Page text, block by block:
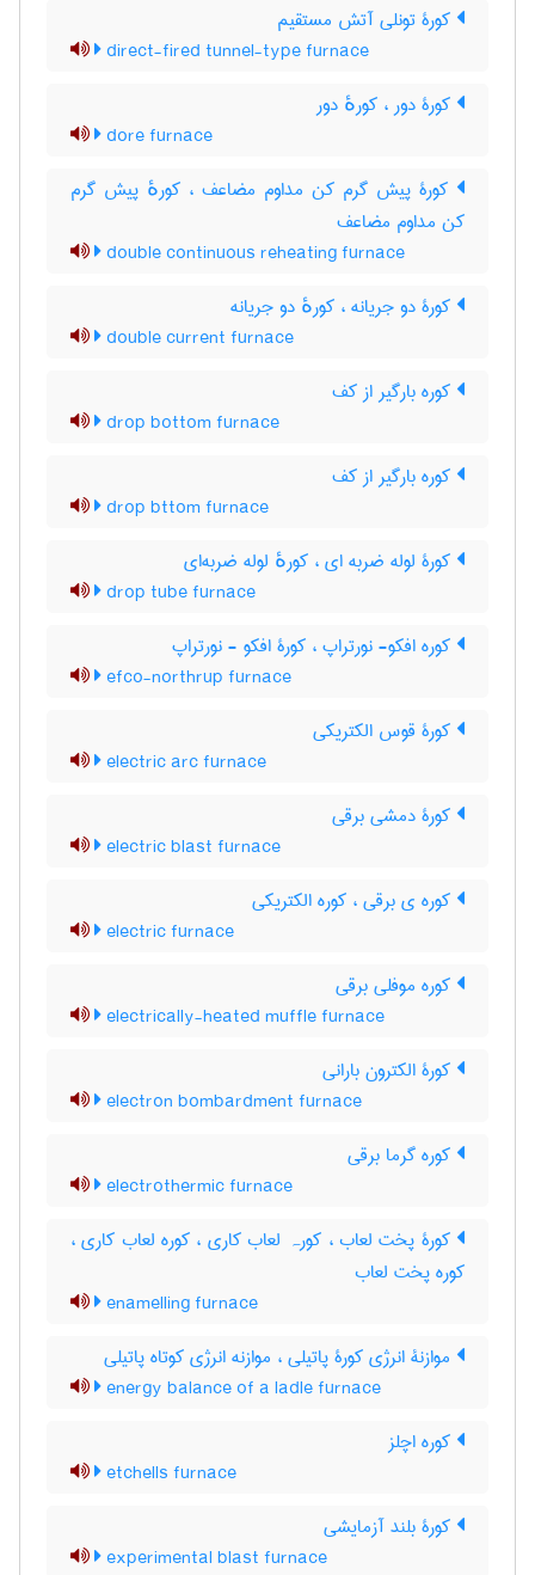
کورۀ تونلی آتش مستقیم
direct-fired tunnel-type furnace
کورۀ دور ، کورهٔ دور
dore furnace
کورۀ پیش گرم کن مداوم مضاعف ، کورهٔ پیش گرم
کن مداوم مضاعف
double continuous reheating furnace
کورۀ دو جریانه ، کورهٔ دو جریانه
double current furnace
کوره بارگیر از کف
drop bottom furnace
کوره بارگیر از کف
drop bttom furnace
کورۀ لوله ضربه ای ، کورهٔ لوله ضربه‌ای
drop tube furnace
کوره افکو- نورتراپ ، کورۀ افکو - نورتراپ
efco-northrup furnace
کورۀ قوس الکتریکی
electric arc furnace
کورۀ دمشی برقی
electric blast furnace
کوره ی برقی ، کوره الکتریکی
electric furnace
کوره موفلی برقی
electrically-heated muffle furnace
کورۀ الکترون بارانی
electron bombardment furnace
کوره گرما برقی
electrothermic furnace
کورۀ پخت لعاب ، کورہ لعاب کاری ، کوره لعاب کاری ،
کوره پخت لعاب
enamelling furnace
موازنۀ انرژی کورۀ پاتیلی ، موازنه انرژی کوتاه پاتیلی
energy balance of a ladle furnace
کوره اچلز
etchells furnace
کورۀ بلند آزمایشی
experimental blast furnace